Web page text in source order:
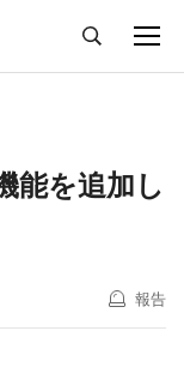
能を追加し
報告